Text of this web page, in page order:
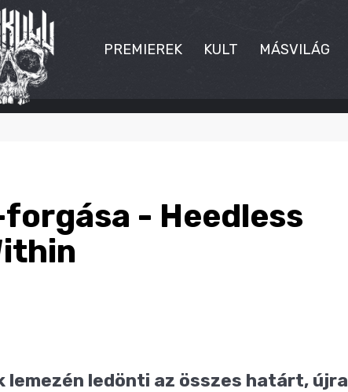
PREMIEREK KULT MÁSVILÁG
- Heedless
lemezén ledönti az összes határt, újra